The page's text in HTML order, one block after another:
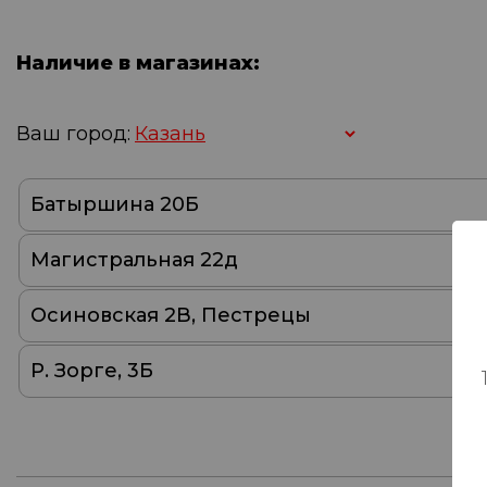
Наличие в магазинах:
Ваш город:
Батыршина 20Б
Магистральная 22д
Осиновская 2В, Пестрецы
Р. Зорге, 3Б